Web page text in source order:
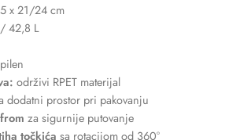
x 21/24 cm
42,8 L
održivi RPET materijal
dodatni prostor pri pakovanju
za sigurnije putovanje
točkića sa rotacijom od 360°